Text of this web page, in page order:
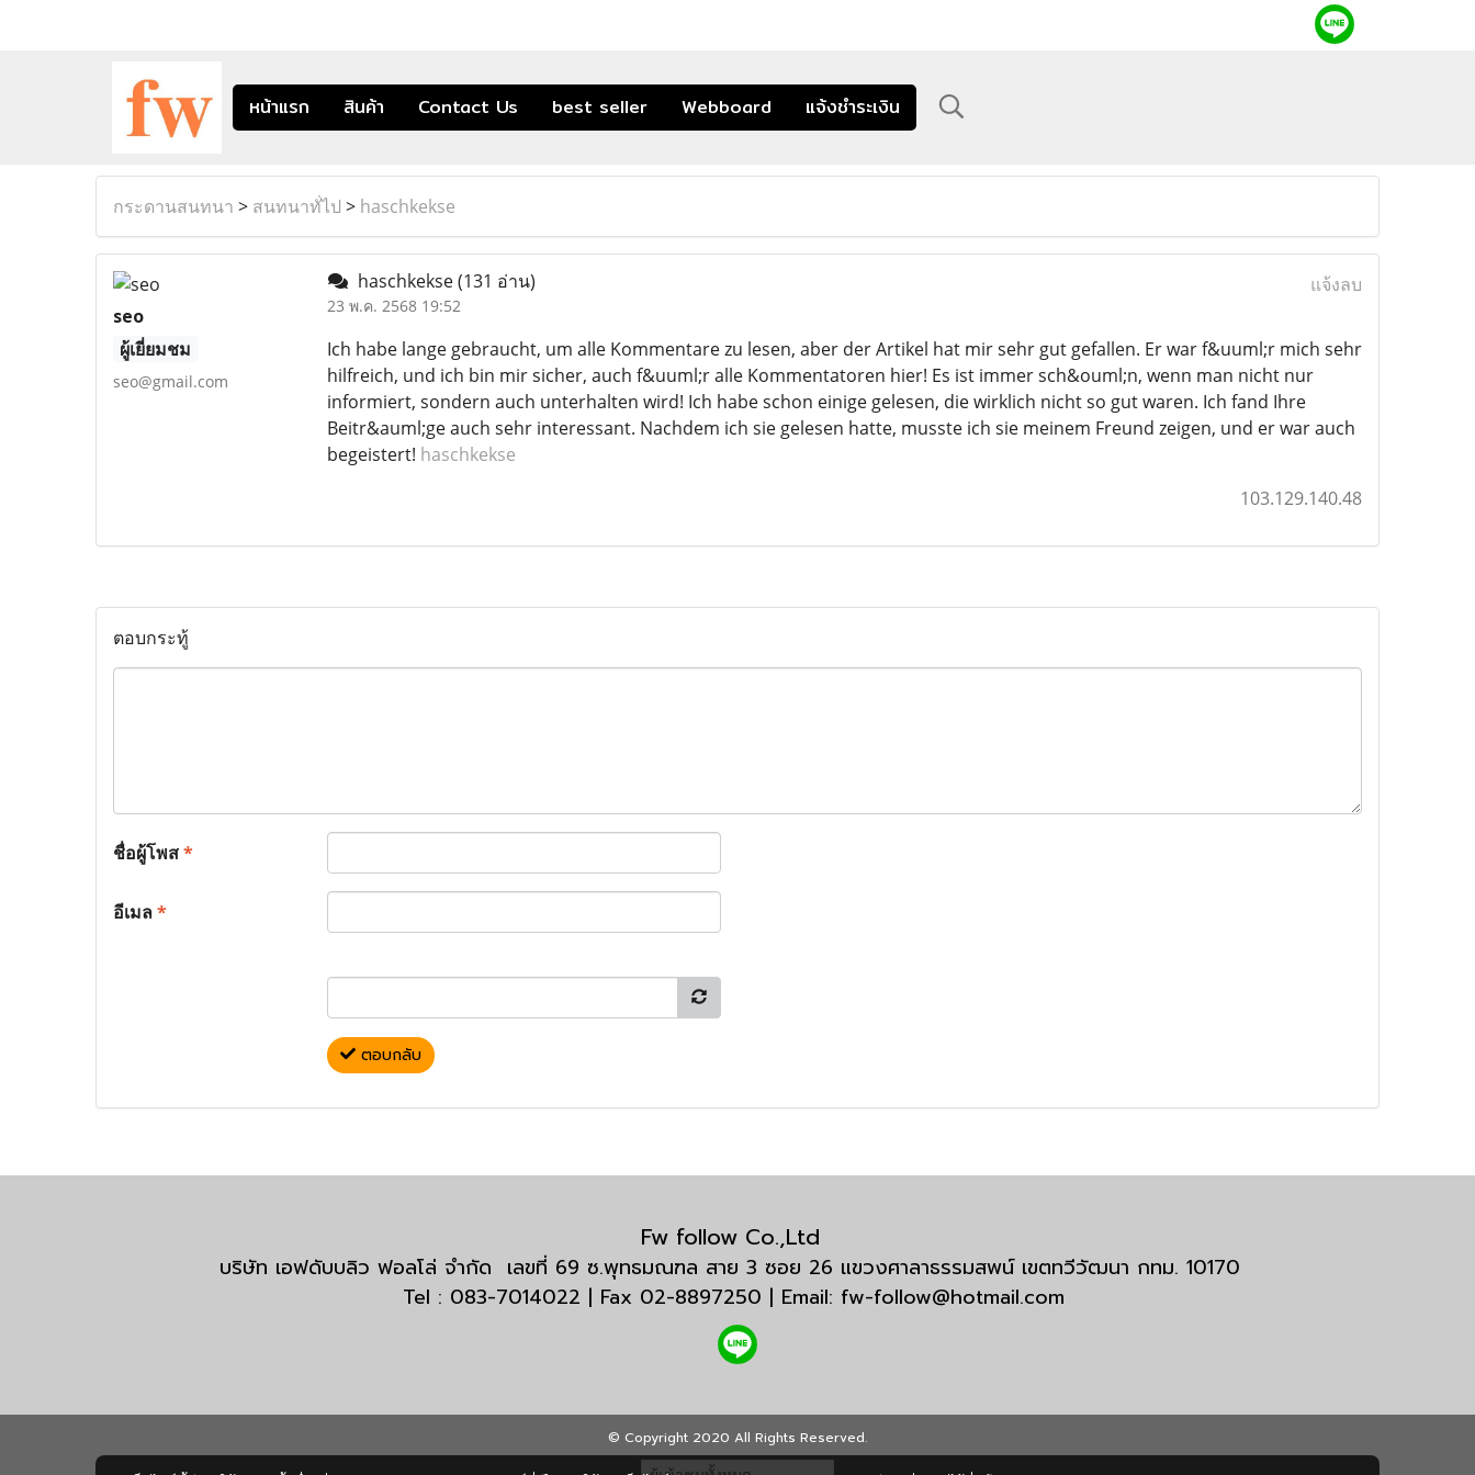
หน้าแรก สินค้า Contact Us best seller Webboard แจ้งชำระเงิน
กระดานสนทนา > สนทนาทั่ไป > haschkekse
seo
ผู้เยี่ยมชม
seo@gmail.com
haschkekse(131 อ่าน)
23 พ.ค. 2568 19:52
แจ้งลบ
Ich habe lange gebraucht, um alle Kommentare zu lesen, aber der Artikel hat mir sehr gut gefallen. Er war f&uuml;r mich sehr
hilfreich, und ich bin mir sicher, auch f&uuml;r alle Kommentatoren hier! Es ist immer sch&ouml;n, wenn man nicht nur
informiert, sondern auch unterhalten wird! Ich habe schon einige gelesen, die wirklich nicht so gut waren. Ich fand Ihre
Beitr&auml;ge auch sehr interessant. Nachdem ich sie gelesen hatte, musste ich sie meinem Freund zeigen, und er war auch
begeistert! haschkekse
103.129.140.48
ตอบกระทู้
ชื่อผู้โพส*
อีเมล*
ตอบกลับ
Fw follow Co.,Ltd
บริษัท เอฟดับบลิว ฟอลโล่ จำกัด เลขที่ 69 ซ.พุทธมณฑล สาย 3 ซอย 26 แขวงศาลาธรรมสพน์ เขตทวีวัฒนา กทม. 10170
Tel : 083-7014022 | Fax 02-8897250 | Email: fw-follow@hotmail.com
© Copyright 2020 All Rights Reserved.